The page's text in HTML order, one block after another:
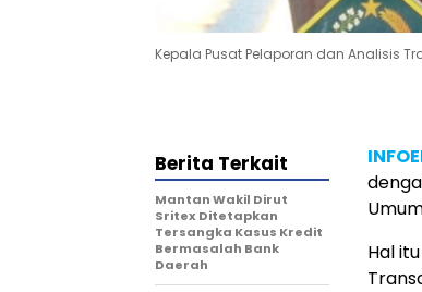
Kepala Pusat Pelaporan dan Analisis
Hal
Berita Terkait
Mantan Wakil Dirut
Sritex Ditetapkan
Tersangka Kasus Kredit
Bermasalah Bank
Daerah